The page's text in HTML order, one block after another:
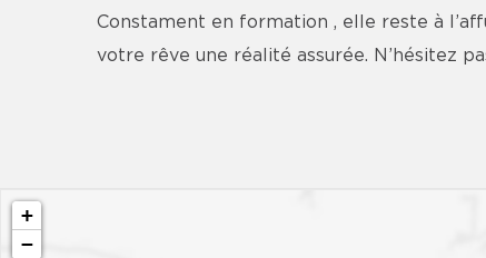
Constament en formation , elle reste à
votre rêve une réalité assurée. N’hésitez
+
−